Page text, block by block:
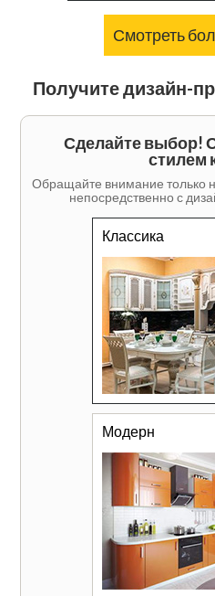
Смотреть
Получите дизайн-
Сделайте выбор!
стилем
Обращайте внимание только
непосредственно с
Классика
Модерн